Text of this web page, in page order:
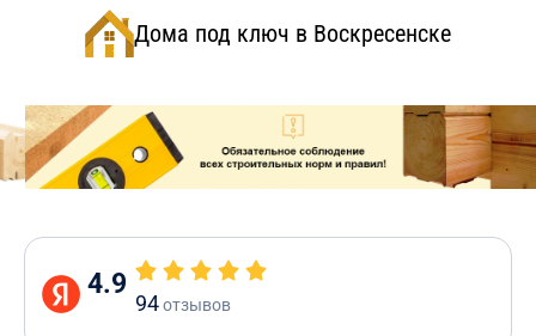
Дома под ключ в Воскресенске
4.9
94отзывов